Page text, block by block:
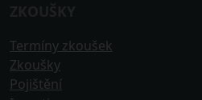
Termíny zkoušek
Zkoušky
Pojištění